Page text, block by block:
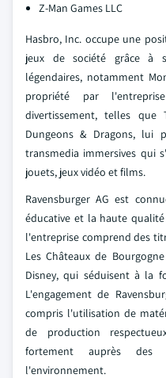
Z-Man Games LLC
Hasbro, Inc. occupe une
jeux de société grâce à
légendaires, notamment
propriété par
divertissement, telles que
Dungeons & Dragons, lui
transmedia immersives qui
jouets, jeux vidéo et films.
Ravensburger AG est
éducative et la haute
l'entreprise comprend des
Les Châteaux de
Disney, qui séduisent à la
L'engagement de
compris l'utilisation de
de production
fortement auprès des
l'environnement.